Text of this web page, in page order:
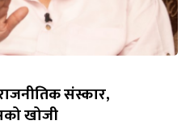
संस्कार,
खोजी